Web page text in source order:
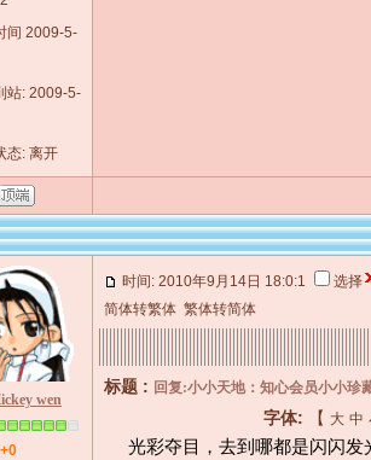
间 2009-5-
站: 2009-5-
态: 离开
wen
+0
时间: 2010年9月14日 18:0:1
选择
简体转繁体 繁体转简体
标题 : 回复:小小天地：知心会员小小珍
字体: 【 大 中
光彩夺目，去到哪都是闪闪发